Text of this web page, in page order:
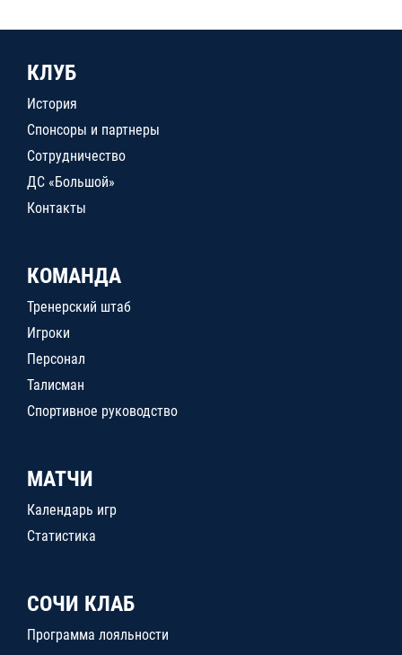
КЛУБ
История
Спонсоры и партнеры
Сотрудничество
ДС «Большой»
Контакты
КОМАНДА
Тренерский штаб
Игроки
Персонал
Талисман
Спортивное руководство
МАТЧИ
Календарь игр
Статистика
СОЧИ КЛАБ
Программа лояльности